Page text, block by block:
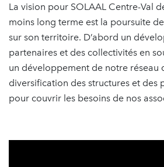
La vision pour SOLAAL Centre-Val
moins long terme est la poursuite
sur son territoire. D’abord un
partenaires et des collectivités en
un développement de notre réseau
diversification des structures et des
pour couvrir les besoins de nos